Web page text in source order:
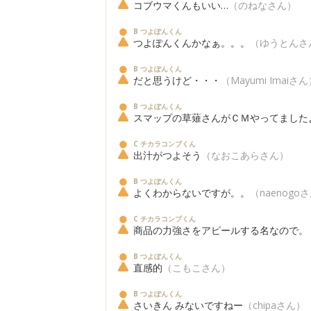
コブウマくんもいい… （のねなさん）
B つよぽんくん
つよぽんくんかなぁ。。。 （ゆうとん
B つよぽんくん
だと思うけど・・・ （Mayumi Imaiさん
B つよぽんくん
スマップの草薙さんがＣＭやってまし
C チカラコンブくん
出汁がつよそう （なおこあらさん）
B つよぽんくん
よくわからないですが。。 （naenogo
C チカラコンブくん
商品の力強さをアピールする名なので。
B つよぽんくん
直感的 （こもこさん）
B つよぽんくん
さいきん みないですねー （chipaさん）